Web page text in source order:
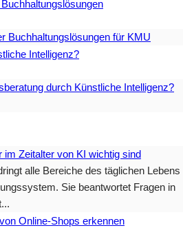
Buchhaltungslösungen für KMU
durch Künstliche Intelligenz?
im Zeitalter von KI wichtig sind
alle Bereiche des täglichen Lebens
Sie beantwortet Fragen in